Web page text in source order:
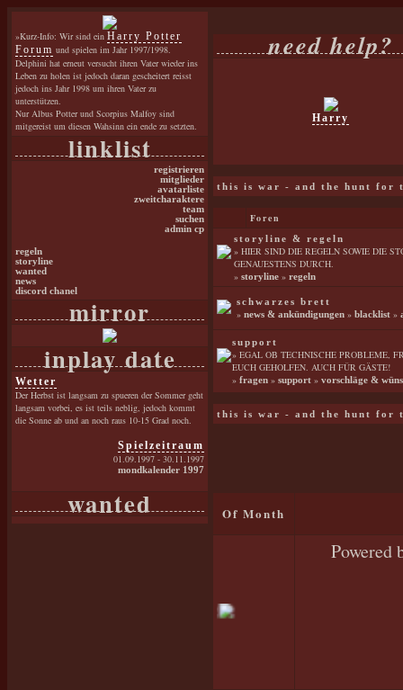
»Kurz-Info: Wir sind ein Harry Potter
Forum und spielen im Jahr 1997/1998.
Delphini hat erneut versucht ihren Vater wieder ins
Leben zu holen ist jedoch daran gescheitert reisst
jedoch ins Jahr 1998 um ihren Vater zu
unterstützen.
Nur Albus Potter und Scorpius Malfoy sind
mitgereist um diesen Wahsinn ein ende zu setzten.
linklist
registrieren
mitglieder
avatarliste
zweitcharaktere
team
suchen
admin cp
regeln
storyline
wanted
news
discord chanel
mirror
inplay date
Wetter
Der Herbst ist langsam zu spueren der Sommer geht
langsam vorbei, es ist teils neblig, jedoch kommt
die Sonne ab und an noch raus 10-15 Grad noch.
Spielzeitraum
01.09.1997 - 30.11.1997
mondkalender 1997
wanted
need help?
Harry
this is war - and the hunt for
Foren
storyline & regeln
» HIER SIND DIE REGELN SOWIE DIE
GENAUESTENS DURCH.
» storyline » regeln
schwarzes brett
» news & ankündigungen » blacklist »
support
» EGAL OB TECHNISCHE PROBLEME,
EUCH GEHOLFEN. AUCH FÜR GÄSTE!
» fragen » support » vorschläge &
this is war - and the hunt for
Of Month
Powered